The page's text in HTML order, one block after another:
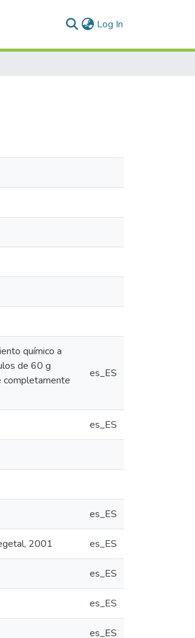
Log In
químico a
de 60 g
completamente
es_ES
es_ES
es_ES
2001 es_ES
es_ES
es_ES
es_ES